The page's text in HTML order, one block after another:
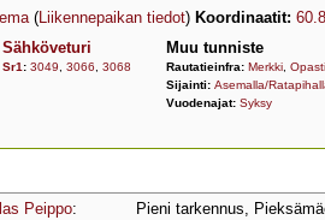
(Liikennepaikan tiedot) Koordinaatit:
Sähköveturi
Sr1 : 3049 3066 3068
Muu tunniste
Rautatieinfra: Merkki
Sijainti: Asemalla/
Vuodenajat: Syksy
Peippo:
Pieni tarkennus,